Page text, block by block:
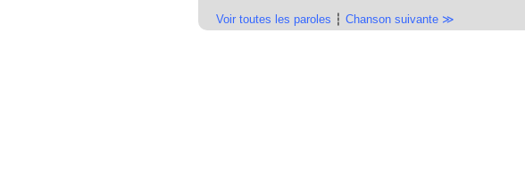
Voir toutes les paroles ┆ Chanson suivante ≫